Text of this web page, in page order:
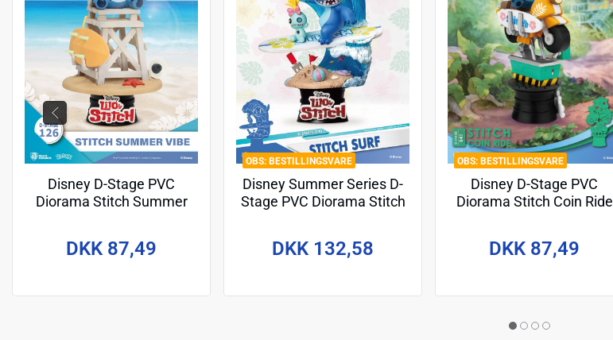
Disney D-Stage PVC
Diorama Stitch Summer
DKK 87,49
BESTILLINGSVARE
Disney Summer Series D-
Stage PVC Diorama Stitch
DKK 132,58
BESTILLINGSVARE
Disney D-Stage PVC
Diorama Stitch Coin Ride
DKK 87,49